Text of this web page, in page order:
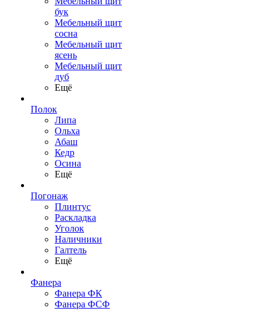
бук
Мебельный щит
сосна
Мебельный щит
ясень
Мебельный щит
дуб
Ещё
Полок
Липа
Ольха
Абаш
Кедр
Осина
Ещё
Погонаж
Плинтус
Раскладка
Уголок
Наличники
Галтель
Ещё
Фанера
Фанера ФК
Фанера ФСФ